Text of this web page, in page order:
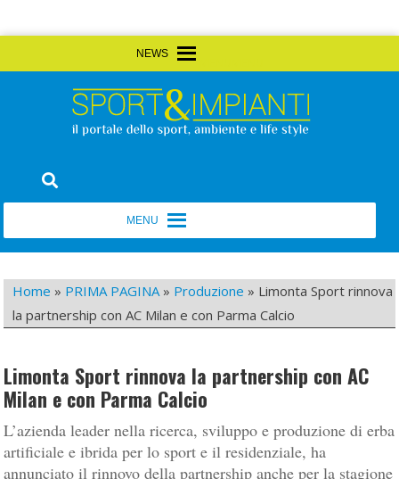
to
Sport&Impianti
Home » PRIMA PAGINA» Produzione » Limonta Sport rinnova
la partnership con AC Milan e con Parma Calcio
Limonta Sport rinnova la partnership con AC
Milan e con Parma Calcio
L’azienda leader nella ricerca, sviluppo e produzione di erba
artificiale e ibrida per lo sport e il residenziale, ha
annunciato il rinnovo della partnership anche per la stagione